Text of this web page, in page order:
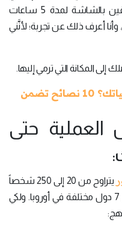
لاعبي ألعاب الفيديو (الغيمرز) ملتصقين بالشاشة لمدة 5 ساعات
أعرف ذلك عن تجربة؛ لأنَّني
المكانة التي ترمي إليها.
كَيف تُعِيد الزخم إلى حياتك؟ 10 نصائح تضمن
العملية حتى
يتراوح من 20 إلى 250 شخصاً
بنجاح، وباستخدام لغتين مختلفتين في 7 دول مختلفة في أوروبا. ولكي